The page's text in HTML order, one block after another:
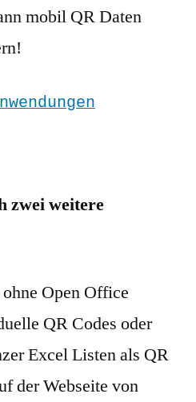
mobil QR Daten
zwei weitere
Open Office
QR Codes oder
Excel Listen als QR
der Webseite von